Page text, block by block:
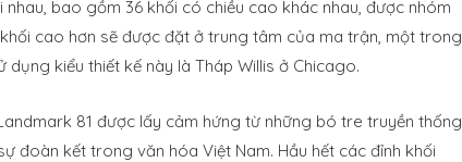
bao gồm 36 khối có chiều cao khác nhau, được nhóm
cao hơn sẽ được đặt ở trung tâm của ma trận, một trong
dụng kiểu thiết kế này là Tháp Willis ở Chicago.
81 được lấy cảm hứng từ những bó tre truyền thống,
đoàn kết trong văn hóa Việt Nam. Hầu hết các đỉnh khối